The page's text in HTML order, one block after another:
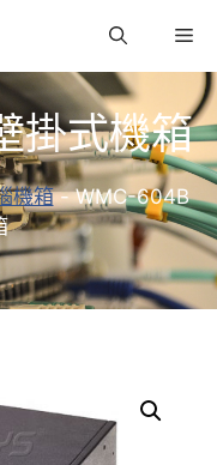
掛式機箱
機箱-WMC-604B